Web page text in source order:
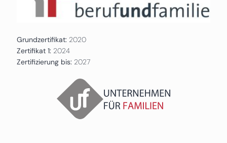
Grundzertifikat: 2020
Zertifikat 1: 2024
Zertifizierung bis: 2027